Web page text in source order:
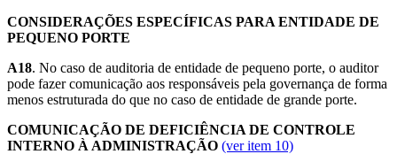
CONSIDERAÇÕES ESPECÍFICAS PARA ENTIDADE DE
PEQUENO PORTE
A18. No caso de auditoria de entidade de pequeno porte, o auditor
pode fazer comunicação aos responsáveis pela governança de forma
menos estruturada do que no caso de entidade de grande porte.
COMUNICAÇÃO DE DEFICIÊNCIA DE CONTROLE
INTERNO À ADMINISTRAÇÃO (ver item 10)